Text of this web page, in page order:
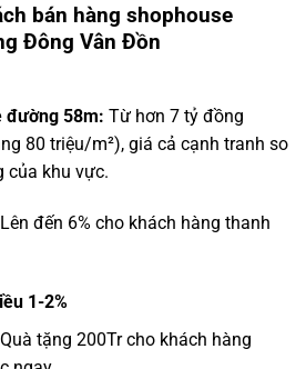
bán hàng shophouse
Đông Vân Đồn
đường 58m: Từ hơn 7 tỷ đồng
80 triệu/m²), giá cả cạnh tranh so
của khu vực.
Lên đến 6% cho khách hàng thanh
1-2%
Quà tặng 200Tr cho khách hàng